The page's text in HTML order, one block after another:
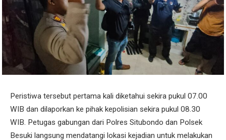
Peristiwa tersebut pertama kali diketahui sekira pukul 07.00
WIB dan dilaporkan ke pihak kepolisian sekira pukul 08.30
WIB. Petugas gabungan dari Polres Situbondo dan Polsek
Besuki langsung mendatangi lokasi kejadian untuk melakukan